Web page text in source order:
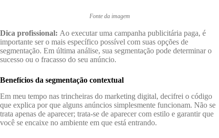
Fonte da imagem
Dica profissional: Ao executar uma campanha publicitária paga, é
importante ser o mais específico possível com suas opções de
segmentação. Em última análise, sua segmentação pode determinar o
sucesso ou o fracasso do seu anúncio.
Benefícios da segmentação contextual
Em meu tempo nas trincheiras do marketing digital, decifrei o código
que explica por que alguns anúncios simplesmente funcionam. Não se
trata apenas de aparecer; trata-se de aparecer com estilo e garantir que
você se encaixe no ambiente em que está entrando.